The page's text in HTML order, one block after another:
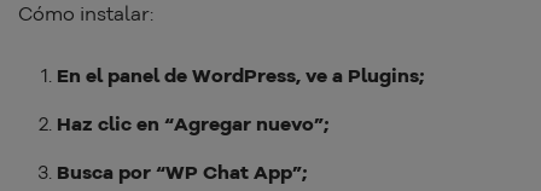
Cómo instalar:
En el panel de WordPress, ve a Plugins;
Haz clic en “Agregar nuevo”;
Busca por “WP Chat App”;